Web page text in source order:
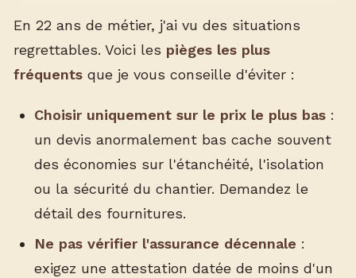
En 22 ans de métier, j'ai vu des situations
regrettables. Voici les pièges les plus
fréquents que je vous conseille d'éviter :
Choisir uniquement sur le prix le plus bas:
un devis anormalement bas cache souvent
des économies sur l'étanchéité, l'isolation
ou la sécurité du chantier. Demandez le
détail des fournitures.
Ne pas vérifier l'assurance décennale :
exigez une attestation datée de moins d'un